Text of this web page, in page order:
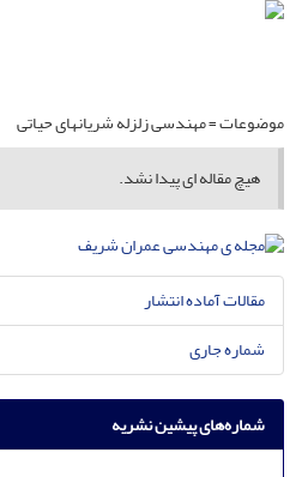
موضوعات =مهندسی زلزله شریانهای حیاتی
هیچ مقاله ای پیدا نشد.
مقالات آماده انتشار
شماره جاری
شماره‌های پیشین نشریه